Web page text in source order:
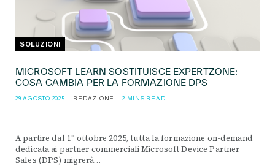
SOLUZIONI
MICROSOFT LEARN SOSTITUISCE EXPERTZONE:
COSA CAMBIA PER LA FORMAZIONE DPS
29 AGOSTO 2025 REDAZIONE 2 MINS READ
A partire dal 1° ottobre 2025, tutta la formazione on-demand
dedicata ai partner commerciali Microsoft Device Partner
Sales (DPS) migrerà…